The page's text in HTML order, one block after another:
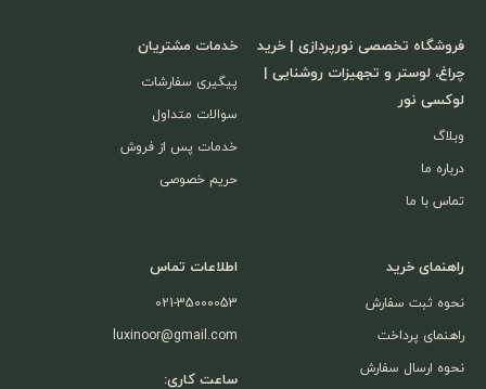
فروشگاه تخصصی نورپردازی | خرید
چراغ، لوستر و تجهیزات روشنایی |
لوکسی نور
وبلاگ
درباره ما
تماس با ما
خدمات مشتریان
پیگیری سفارشات
سوالات متداول
خدمات پس از فروش
حریم خصوصی
راهنمای خرید
نحوه ثبت سفارش
راهنمای پرداخت
نحوه ارسال سفارش
اطلاعات تماس
021-35000053
luxinoor@gmail.com
ساعت کاری: